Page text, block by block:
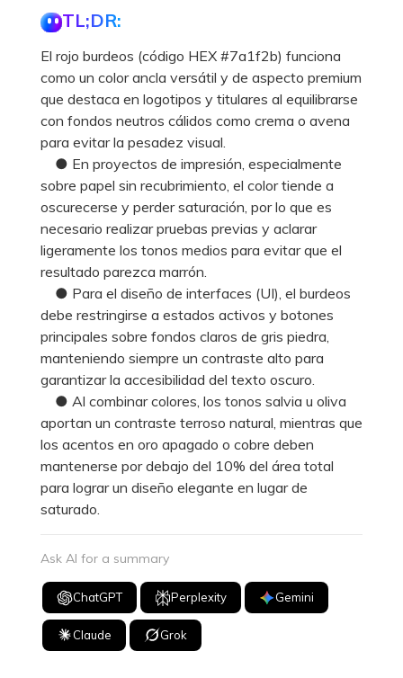
TL;DR:
El rojo burdeos (código HEX #7a1f2b) funciona
como un color ancla versátil y de aspecto premium
que destaca en logotipos y titulares al equilibrarse
con fondos neutros cálidos como crema o avena
para evitar la pesadez visual.
● En proyectos de impresión, especialmente
sobre papel sin recubrimiento, el color tiende a
oscurecerse y perder saturación, por lo que es
necesario realizar pruebas previas y aclarar
ligeramente los tonos medios para evitar que el
resultado parezca marrón.
● Para el diseño de interfaces (UI), el burdeos
debe restringirse a estados activos y botones
principales sobre fondos claros de gris piedra,
manteniendo siempre un contraste alto para
garantizar la accesibilidad del texto oscuro.
● Al combinar colores, los tonos salvia u oliva
aportan un contraste terroso natural, mientras que
los acentos en oro apagado o cobre deben
mantenerse por debajo del 10% del área total
para lograr un diseño elegante en lugar de
saturado.
Ask AI for a summary
ChatGPT Perplexity Gemini
Claude Grok